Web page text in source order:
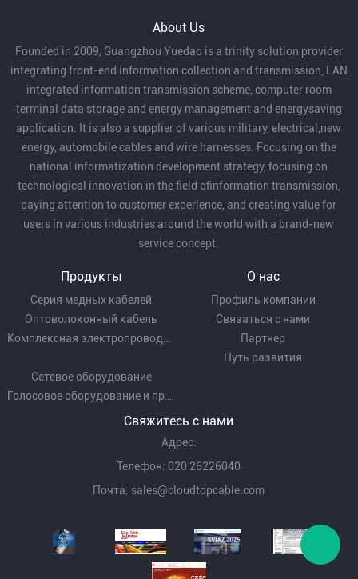
About Us
Founded in 2009, Guangzhou Yuedao is a trinity solution provider
integrating front-end information collection and transmission, LAN
integrated information transmission scheme, computer room
terminal data storage and energy management and energysaving
application. It is also a supplier of various military, electrical,new
energy, automobile cables and wire harnesses. Focusing on the
national informatization development strategy, focusing on
technological innovation in the field ofinformation transmission,
paying attention to customer experience, and creating value for
users in various industries around the world with a brand-new
service concept.
Продукты
Серия медных кабелей
Оптоволоконный кабель
Сетевое оборудование
О нас
Профиль компании
Связаться с нами
Партнер
Путь развития
Свяжитесь с нами
Адрес:
Телефон: 020 26226040
Почта: sales@cloudtopcable.com